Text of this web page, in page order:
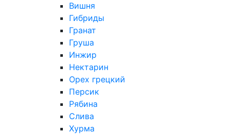
Вишня
Гибриды
Гранат
Груша
Инжир
Нектарин
Орех грецкий
Персик
Рябина
Слива
Хурма